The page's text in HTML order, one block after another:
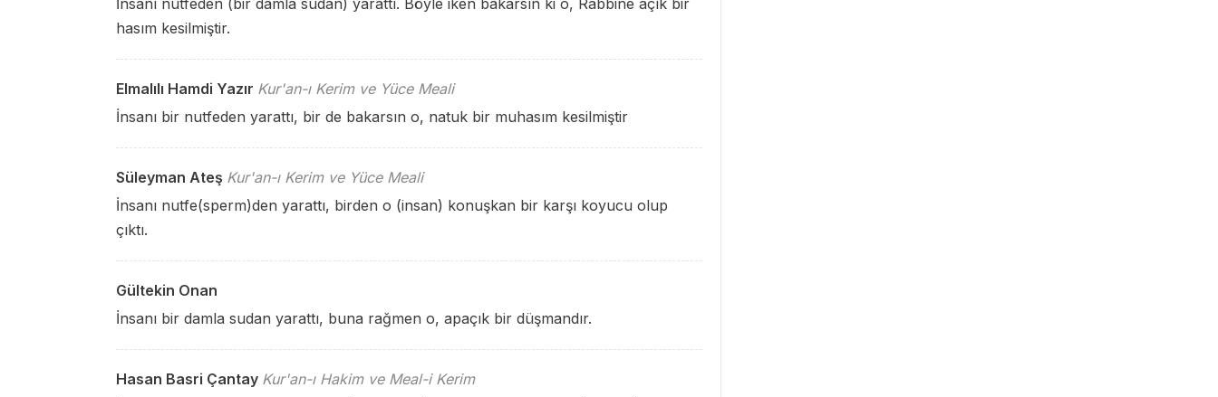
İnsanı nutfeden (bir damla sudan) yarattı. Böyle iken bakarsın ki o, Rabbine açık bir
hasım kesilmiştir.
Elmalılı Hamdi Yazır Kur'an-ı Kerim ve Yüce Meali
İnsanı bir nutfeden yarattı, bir de bakarsın o, natuk bir muhasım kesilmiştir
Süleyman Ateş Kur'an-ı Kerim ve Yüce Meali
İnsanı nutfe(sperm)den yarattı, birden o (insan) konuşkan bir karşı koyucu olup
çıktı.
Gültekin Onan
İnsanı bir damla sudan yarattı, buna rağmen o, apaçık bir düşmandır.
Hasan Basri Çantay Kur'an-ı Hakim ve Meal-i Kerim